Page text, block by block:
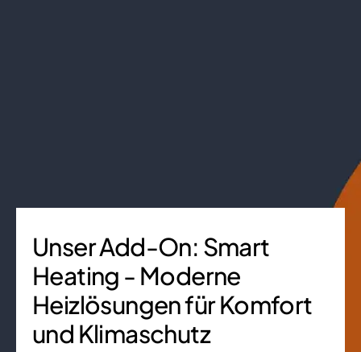
Unser Add-On: Smart
Heating - Moderne
Heizlösungen für Komfort
und Klimaschutz